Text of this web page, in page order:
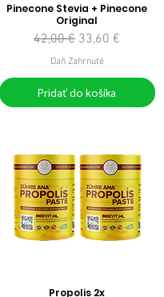
Pinecone Stevia + Pinecone
Original
Normálna cena
42,00 € Zľavnená cena
33,60 €
Daň Zahrnuté
Pridať do košíka
Propolis 2x